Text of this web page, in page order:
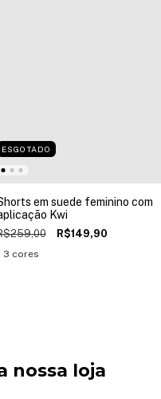
ESGOTADO
em suede feminino com
Kwi
R$149,90
3 cores
nossa loja